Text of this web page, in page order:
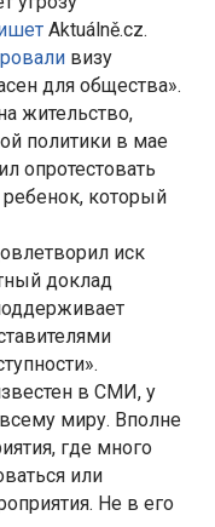
Aktuálně.cz.
визу
для общества».
жительство,
политики в мае
опротестовать
который
иск
доклад
в СМИ, у
миру. Вполне
где много
или
Не в его